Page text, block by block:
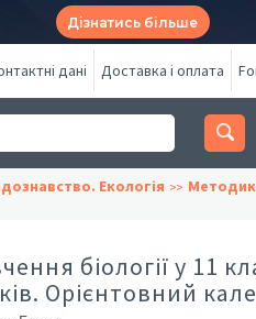
Дізнатись більше
дані Доставка і оплата
Екологія
біології у 11
Орієнтовний